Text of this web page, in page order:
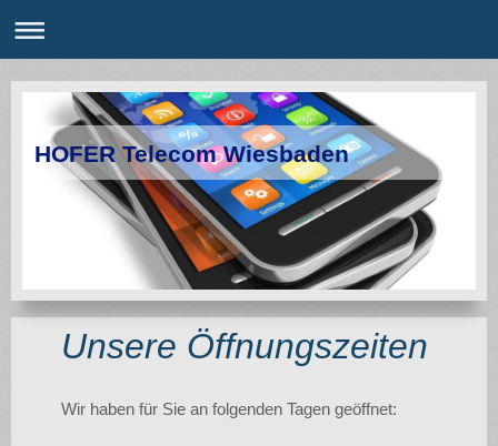
HOFER Telecom Wiesbaden
Unsere Öffnungszeiten
Wir haben für Sie an folgenden Tagen geöffnet: